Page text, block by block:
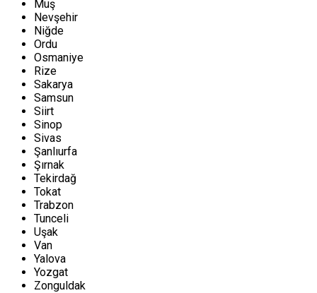
Muş
Nevşehir
Niğde
Ordu
Osmaniye
Rize
Sakarya
Samsun
Siirt
Sinop
Sivas
Şanlıurfa
Şırnak
Tekirdağ
Tokat
Trabzon
Tunceli
Uşak
Van
Yalova
Yozgat
Zonguldak